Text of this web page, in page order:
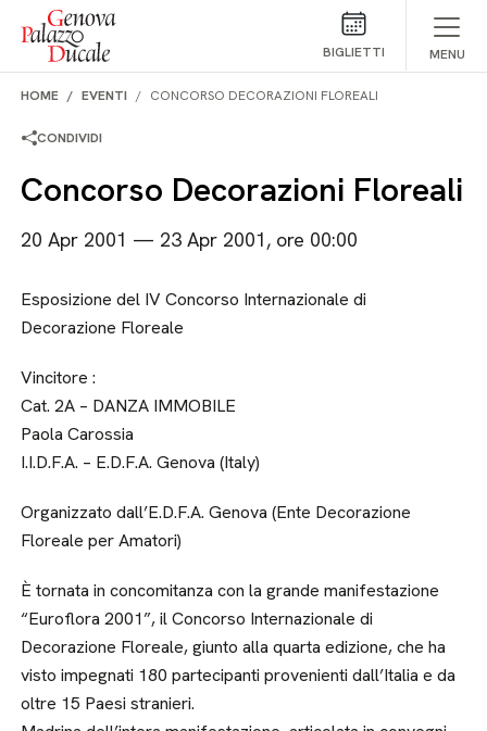
Salta al contenuto
BIGLIETTI MENU
HOME EVENTI CONCORSO DECORAZIONI FLOREALI
CONDIVIDI
Concorso Decorazioni Floreali
20 Apr 2001 — 23 Apr 2001, ore 00:00
Esposizione del IV Concorso Internazionale di
Decorazione Floreale
Vincitore :
Cat. 2A – DANZA IMMOBILE
Paola Carossia
I.I.D.F.A. – E.D.F.A. Genova (Italy)
Organizzato dall’E.D.F.A. Genova (Ente Decorazione
Floreale per Amatori)
È tornata in concomitanza con la grande manifestazione
“Euroflora 2001”, il Concorso Internazionale di
Decorazione Floreale, giunto alla quarta edizione, che ha
visto impegnati 180 partecipanti provenienti dall’Italia e da
oltre 15 Paesi stranieri.